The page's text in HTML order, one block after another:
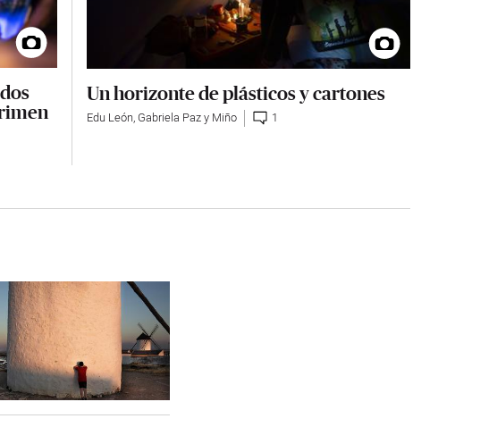
Un horizonte de plásticos y cartones
Edu León, Gabriela Paz y Miño 1